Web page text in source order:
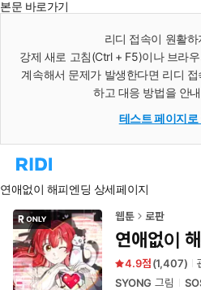
본문 바로가기
리디 접속이 원활
강제 새로 고침(Ctrl + F5)이나 브라
계속해서 문제가 발생한다면 리디
하고 대응 방법을 안
테스트 페이지로
리
홈
로
이
동
연애없이 해피엔딩 상세페이지
웹툰 로판
연애없이
4.9 (1,407)
SYONG 그림